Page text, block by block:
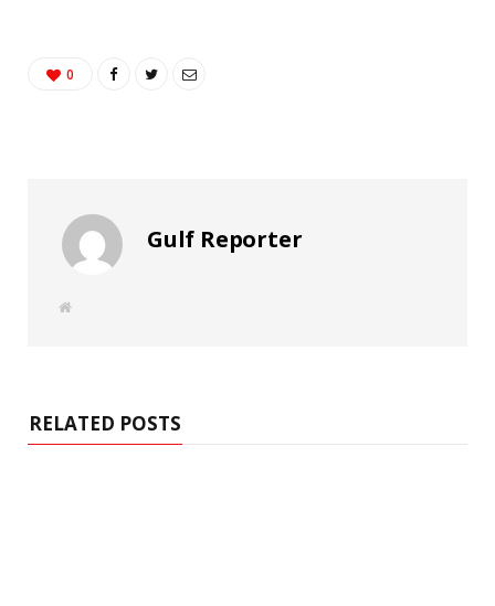
0
Gulf Reporter
W
RELATED POSTS